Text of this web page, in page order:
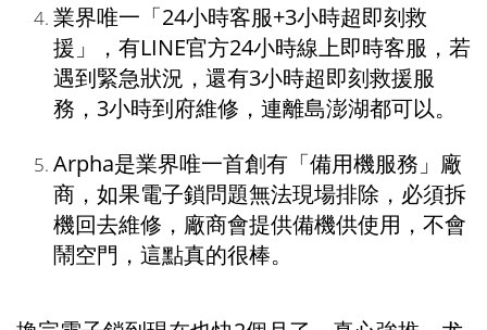
業界唯一「24小時客服+3小時超即刻救
援」，有LINE官方24小時線上即時客服，若
遇到緊急狀況，還有3小時超即刻救援服
務，3小時到府維修，連離島澎湖都可以。
Arpha是業界唯一首創有「備用機服務」廠
商，如果電子鎖問題無法現場排除，必須拆
機回去維修，廠商會提供備機供使用，不會
鬧空門，這點真的很棒。